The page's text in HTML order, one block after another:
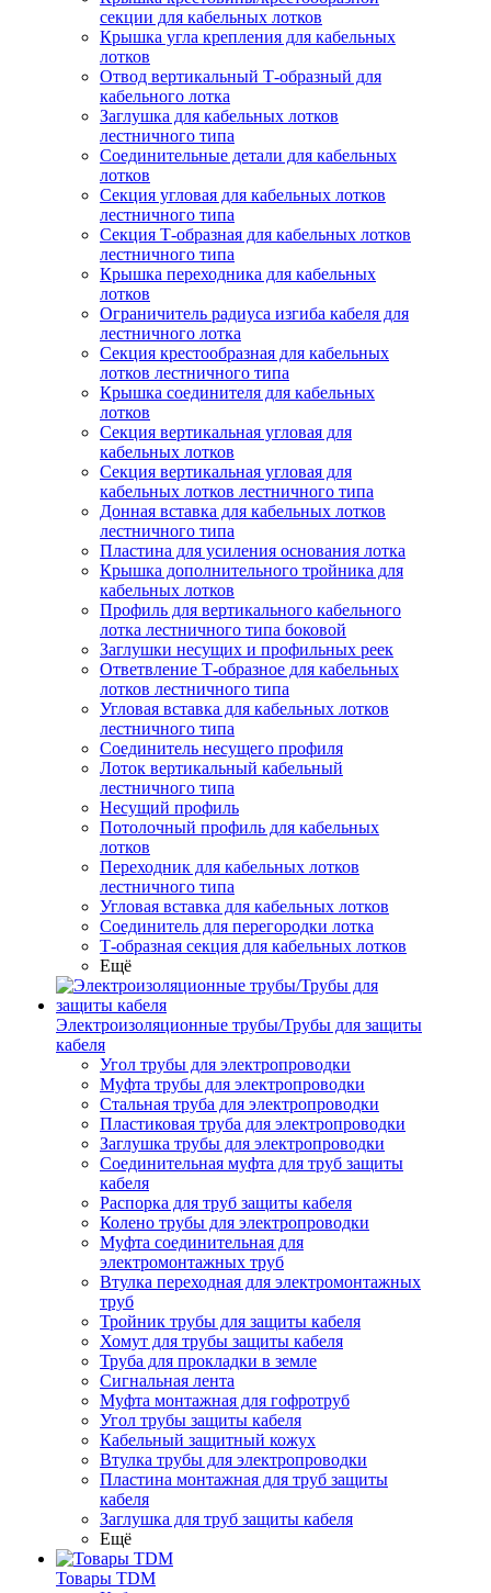
секции для кабельных лотков
Крышка угла крепления для кабельных
лотков
Отвод вертикальный Т-образный для
кабельного лотка
Заглушка для кабельных лотков
лестничного типа
Соединительные детали для кабельных
лотков
Секция угловая для кабельных лотков
лестничного типа
Секция Т-образная для кабельных лотков
лестничного типа
Крышка переходника для кабельных
лотков
Ограничитель радиуса изгиба кабеля для
лестничного лотка
Секция крестообразная для кабельных
лотков лестничного типа
Крышка соединителя для кабельных
лотков
Секция вертикальная угловая для
кабельных лотков
Секция вертикальная угловая для
кабельных лотков лестничного типа
Донная вставка для кабельных лотков
лестничного типа
Пластина для усиления основания лотка
Крышка дополнительного тройника для
кабельных лотков
Профиль для вертикального кабельного
лотка лестничного типа боковой
Заглушки несущих и профильных реек
Ответвление Т-образное для кабельных
лотков лестничного типа
Угловая вставка для кабельных лотков
лестничного типа
Соединитель несущего профиля
Лоток вертикальный кабельный
лестничного типа
Несущий профиль
Потолочный профиль для кабельных
лотков
Переходник для кабельных лотков
лестничного типа
Угловая вставка для кабельных лотков
Соединитель для перегородки лотка
Т-образная секция для кабельных лотков
Ещё
Электроизоляционные трубы/Трубы для защиты
кабеля
Угол трубы для электропроводки
Муфта трубы для электропроводки
Стальная труба для электропроводки
Пластиковая труба для электропроводки
Заглушка трубы для электропроводки
Соединительная муфта для труб защиты
кабеля
Распорка для труб защиты кабеля
Колено трубы для электропроводки
Муфта соединительная для
электромонтажных труб
Втулка переходная для электромонтажных
труб
Тройник трубы для защиты кабеля
Хомут для трубы защиты кабеля
Труба для прокладки в земле
Сигнальная лента
Муфта монтажная для гофротруб
Угол трубы защиты кабеля
Кабельный защитный кожух
Втулка трубы для электропроводки
Пластина монтажная для труб защиты
кабеля
Заглушка для труб защиты кабеля
Ещё
Товары TDM